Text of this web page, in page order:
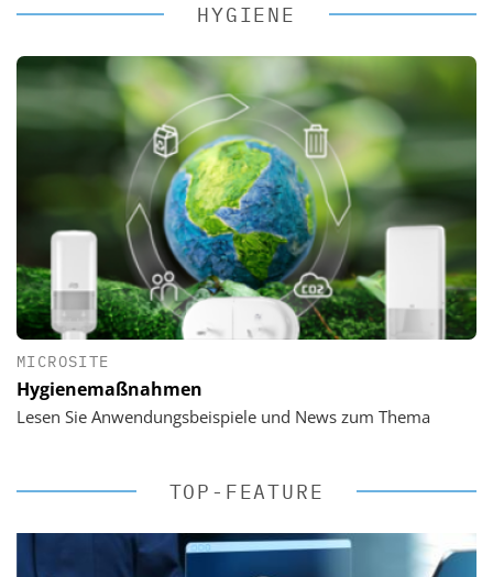
HYGIENE
MICROSITE
Hygienemaßnahmen
Lesen Sie Anwendungsbeispiele und News zum Thema
TOP-FEATURE